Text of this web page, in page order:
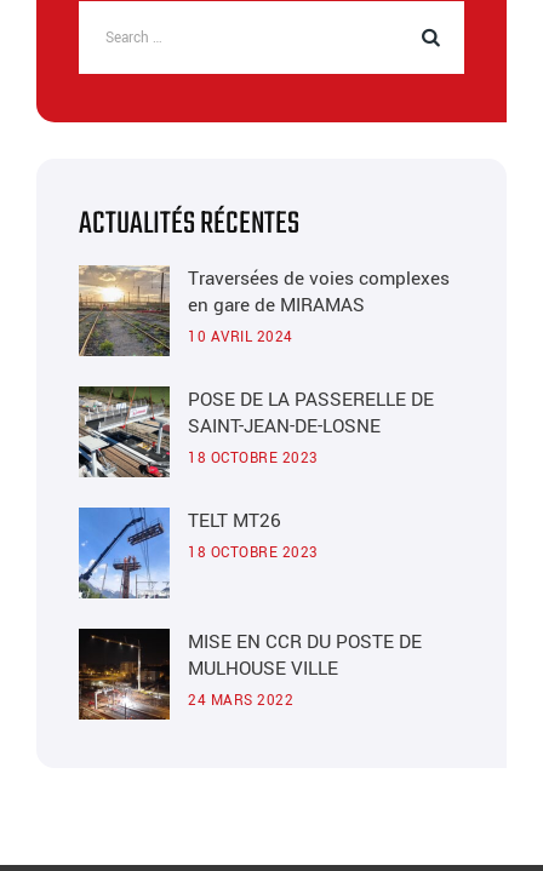
ACTUALITÉS RÉCENTES
Traversées de voies complexes
en gare de MIRAMAS
10 AVRIL 2024
POSE DE LA PASSERELLE DE
SAINT-JEAN-DE-LOSNE
18 OCTOBRE 2023
TELT MT26
18 OCTOBRE 2023
MISE EN CCR DU POSTE DE
MULHOUSE VILLE
24 MARS 2022